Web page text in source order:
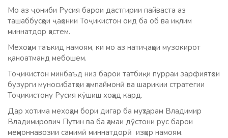
Мо аз ҷониби Русия барои дастгирии пайваста аз
ташаббусҳои ҷаҳонии Тоҷикистон оид ба об ва иқлим
миннатдор ҳастем.
Мехоҳам таъкид намоям, ки мо аз натиҷаҳои музокирот
қаноатманд мебошем.
Тоҷикистон минбаъд низ барои татбиқи пурраи зарфиятҳои
бузурги муносибатҳои ҳампаймонӣ ва шарикии стратегии
Тоҷикистону Русия кӯшиш хоҳад кард.
Дар хотима мехоҳам бори дигар ба муҳтарам Владимир
Владимирович Путин ва ба ҳамаи дӯстони рус барои
меҳмоннавозии самимӣ миннатдорӣ изҳор намоям.